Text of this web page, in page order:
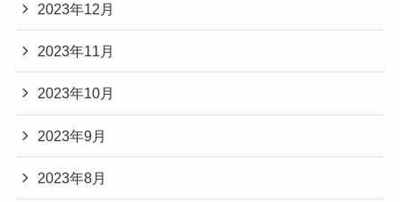
2023年12月
2023年11月
2023年10月
2023年9月
2023年8月